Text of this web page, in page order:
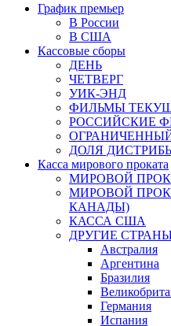
График премьер
В России
В США
Кассовые сборы
ДЕНЬ
ЧЕТВЕРГ
УИК-ЭНД
ФИЛЬМЫ
РОССИЙСКИЕ
ДОЛЯ
Касса мирового проката
МИРОВОЙ
МИРОВОЙ
КАНАДЫ)
КАССА США
ДРУГИЕ
Австралия
Аргентина
Бразилия
Германия
Испания